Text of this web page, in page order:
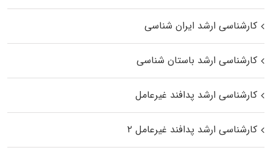
کارشناسی ارشد ایران شناسی
کارشناسی ارشد باستان شناسی
کارشناسی ارشد پدافند غیرعامل
کارشناسی ارشد پدافند غیرعامل ۲